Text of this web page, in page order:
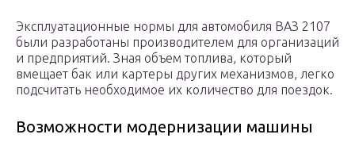
Эксплуатационные нормы для автомобиля ВАЗ 2107
были разработаны производителем для организаций
и предприятий. Зная объем топлива, который
вмещает бак или картеры других механизмов, легко
подсчитать необходимое их количество для поездок.
Возможности модернизации машины